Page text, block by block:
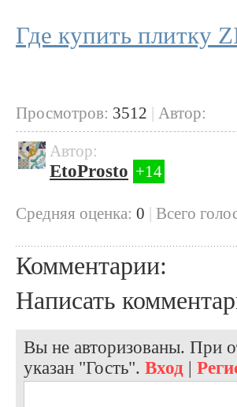
Где купить плитку
Просмотров: 3512 | Автор:
Автор:
EtoProsto +14
Cредняя оценка: 0 | Всего
Комментарии:
Написать
Вы не авторизованы. При
указан "Гость". Вход |